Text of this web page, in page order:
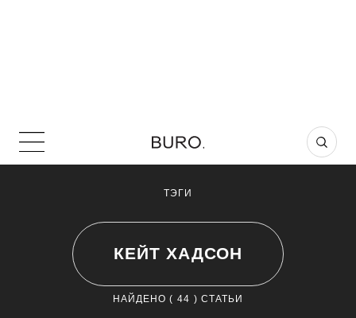
ТЭГИ
КЕЙТ ХАДСОН
НАЙДЕНО ( 44 ) СТАТЬИ